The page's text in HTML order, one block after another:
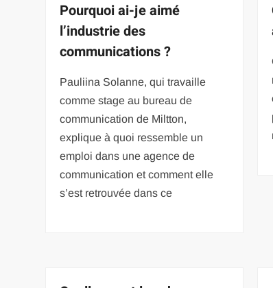
Pourquoi ai-je aimé
l’industrie des
communications ?
Pauliina Solanne, qui travaille
comme stage au bureau de
communication de Miltton,
explique à quoi ressemble un
emploi dans une agence de
communication et comment elle
s’est retrouvée dans ce